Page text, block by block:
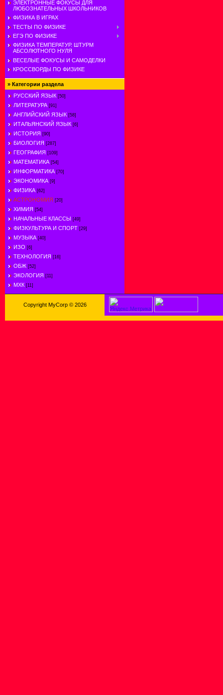
ЭЛЕКТРОННЫЕ ФОКУСЫ ДЛЯ
ЛЮБОЗНАТЕЛЬНЫХ ШКОЛЬНИКОВ
ФИЗИКА В ИГРАХ
ТЕСТЫ ПО ФИЗИКЕ
ЕГЭ ПО ФИЗИКЕ
ФИЗИКА ТЕМПЕРАТУР. ШТУРМ
АБСОЛЮТНОГО НУЛЯ
ВЕСЕЛЫЕ ФОКУСЫ И САМОДЕЛКИ
КРОССВОРДЫ ПО ФИЗИКЕ
» Категории раздела
РУССКИЙ ЯЗЫК [50]
ЛИТЕРАТУРА [91]
АНГЛИЙСКИЙ ЯЗЫК [58]
ИТАЛЬЯНСКИЙ ЯЗЫК [6]
ИСТОРИЯ [90]
БИОЛОГИЯ [287]
ГЕОГРАФИЯ [109]
МАТЕМАТИКА [54]
ИНФОРМАТИКА [70]
ЭКОНОМИКА [9]
ФИЗИКА [62]
АСТРОНОМИЯ [20]
ХИМИЯ [54]
НАЧАЛЬНЫЕ КЛАССЫ [49]
ФИЗКУЛЬТУРА И СПОРТ [29]
МУЗЫКА [40]
ИЗО [6]
ТЕХНОЛОГИЯ [16]
ОБЖ [52]
ЭКОЛОГИЯ [11]
МХК [11]
Copyright MyCorp © 2026